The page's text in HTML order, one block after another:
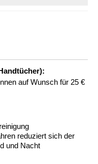
auf Wunsch für 25 €
reduziert sich der
und Nacht